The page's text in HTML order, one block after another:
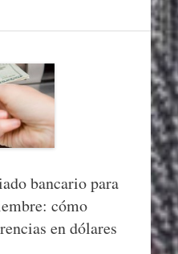
bancario para
cómo
en dólares